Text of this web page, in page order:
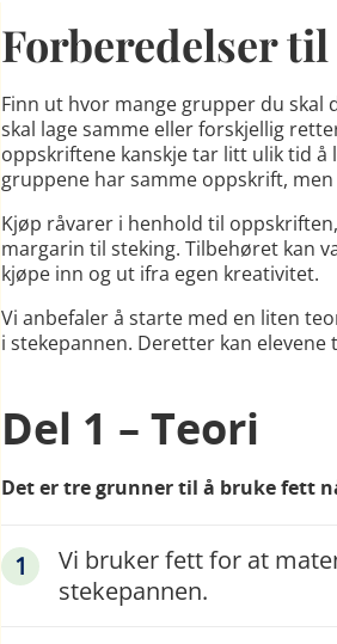
Forberedelser
Finn ut hvor mange grupper du skal
skal lage samme eller forskjellig
oppskriftene kanskje tar litt ulik tid
gruppene har samme oppskrift,
Kjøp råvarer i henhold til
margarin til steking. Tilbehøret kan
kjøpe inn og ut ifra egen kreativitet.
Vi anbefaler å starte med en liten
i stekepannen. Deretter kan elevene
Del 1 – Teori
Det er tre grunner til å bruke fett
Vi bruker fett for at
stekepannen.